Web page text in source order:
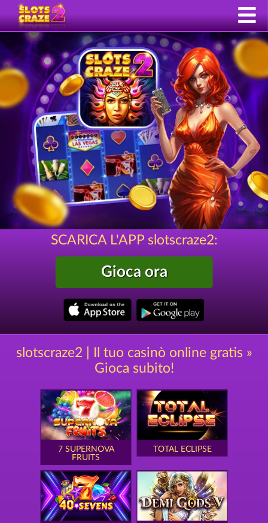
SCARICA L'APP slotscraze2:
Gioca ora
slotscraze2 | Il tuo casinò online gratis »
Gioca subito!
7 SUPERNOVA
FRUITS
TOTAL ECLIPSE